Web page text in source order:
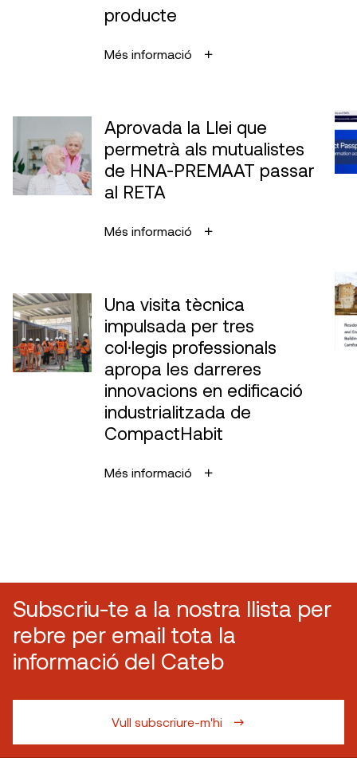
producte
Més informació
Aprovada la Llei que
permetrà als mutualistes
de HNA-PREMAAT passar
al RETA
Més informació
Una visita tècnica
impulsada per tres
col·legis professionals
apropa les darreres
innovacions en edificació
industrialitzada de
CompactHabit
Més informació
Subscriu-te a la nostra llista per
rebre per email tota la
informació del Cateb
Vull subscriure-m'hi